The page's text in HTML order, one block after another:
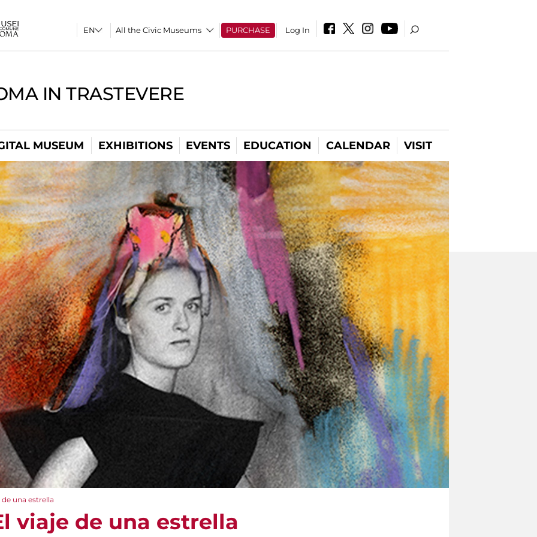
All the Civic Museums PURCHASE Log In
IN TRASTEVERE
MUSEUM EXHIBITIONS EVENTS EDUCATION CALENDAR VISIT
de una estrella
viaje de una estrella